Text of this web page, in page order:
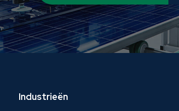
Industrieën